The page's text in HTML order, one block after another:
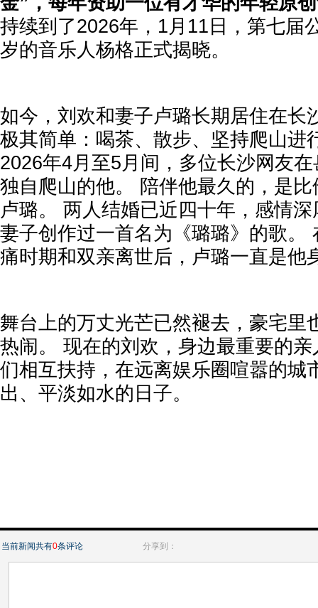
持续到了2026年，1月11日，第七届
岁的音乐人杨格正式揭晓。
如今，刘欢和妻子卢璐长期居住在长
极其简单：喝茶、散步、坚持爬山进
2026年4月至5月间，多位长沙网友
独自爬山的他。 陪伴他最久的，是
卢璐。 两人结婚已近四十年，感情
妻子创作过一首名为《璐璐》的歌。
痛时期和双亲离世后，卢璐一直是他
舞台上的万丈光芒已然褪去，豪宅里
热闹。 现在的刘欢，身边最重要的
们相互扶持，在远离娱乐圈喧嚣的城
出、平淡如水的日子。
当前新闻共有0条评论 分享到：